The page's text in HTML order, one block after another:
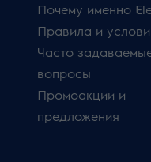
Почему именно
Правила и
Часто
вопросы
Промоакции и
предложения